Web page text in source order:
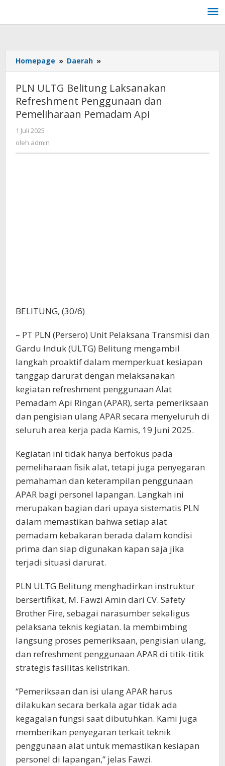
konten
Homepage » Daerah »
ULTG
Belitung
Laksanakan
Refreshment
Penggunaan
Api
PLN ULTG Belitung Laksanakan
Refreshment Penggunaan dan
Pemeliharaan Pemadam Api
1 Juli 2025
oleh admin
BELITUNG, (30/6)
– PT PLN (Persero) Unit Pelaksana Transmisi dan
Gardu Induk (ULTG) Belitung mengambil
langkah proaktif dalam memperkuat kesiapan
tanggap darurat dengan melaksanakan
kegiatan refreshment penggunaan Alat
Pemadam Api Ringan (APAR), serta pemeriksaan
dan pengisian ulang APAR secara menyeluruh di
seluruh area kerja pada Kamis, 19 Juni 2025.
Kegiatan ini tidak hanya berfokus pada
pemeliharaan fisik alat, tetapi juga penyegaran
pemahaman dan keterampilan penggunaan
APAR bagi personel lapangan. Langkah ini
merupakan bagian dari upaya sistematis PLN
dalam memastikan bahwa setiap alat
pemadam kebakaran berada dalam kondisi
prima dan siap digunakan kapan saja jika
terjadi situasi darurat.
PLN ULTG Belitung menghadirkan instruktur
bersertifikat, M. Fawzi Amin dari CV. Safety
Brother Fire, sebagai narasumber sekaligus
pelaksana teknis kegiatan. Ia membimbing
langsung proses pemeriksaan, pengisian ulang,
dan refreshment penggunaan APAR di titik-titik
strategis fasilitas kelistrikan.
“Pemeriksaan dan isi ulang APAR harus
dilakukan secara berkala agar tidak ada
kegagalan fungsi saat dibutuhkan. Kami juga
memberikan penyegaran terkait teknik
penggunaan alat untuk memastikan kesiapan
personel di lapangan,” jelas Fawzi.